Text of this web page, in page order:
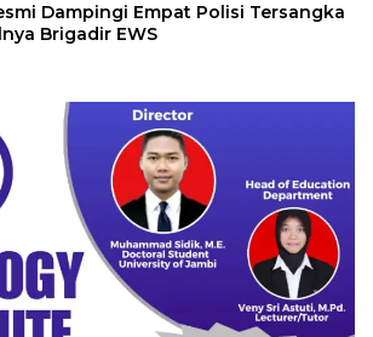
Dampingi Empat Polisi Tersangka
Brigadir EWS